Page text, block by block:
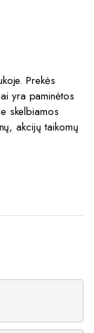
Prekės
yra paminėtos
skelbiamos
akcijų taikomų